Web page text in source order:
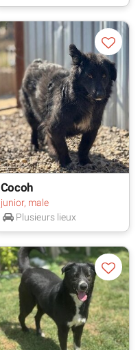
Cocoh
junior, male
Plusieurs lieux